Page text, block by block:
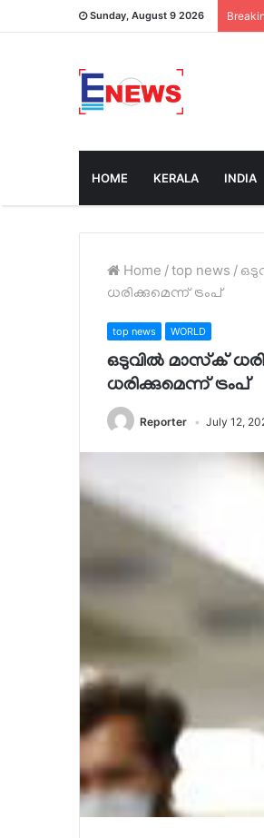
Sunday, August 9 2026
HOME KERALA INDIA
Home /top news /
ധരിക്കുമെന്ന് ട്രംപ്‌
top news WORLD
ഒടുവില്‍ മാസ്‌ക്
ധരിക്കുമെന്ന് ട്രംപ്‌
Reporter July 12,